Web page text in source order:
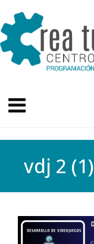
vdj 2 (1)